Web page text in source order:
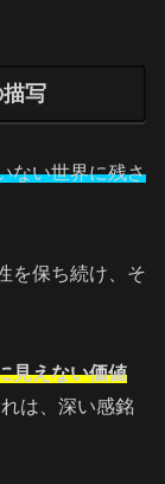
写
ない世界に残さ
を保ち続け、そ
見えない価値
は、深い感銘